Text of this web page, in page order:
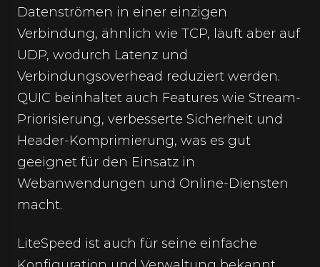
Datenströmen in einer einzigen
Verbindung, ähnlich wie TCP, läuft aber auf
UDP, wodurch Latenz und
Verbindungsoverhead reduziert werden.
QUIC beinhaltet auch Features wie Stream-
Priorisierung, verbesserte Sicherheit und
Header-Komprimierung, was es gut
geeignet für den Einsatz in
Webanwendungen und Online-Diensten
macht.
LiteSpeed ist auch für seine einfache